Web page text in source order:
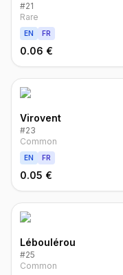
#21
Rare
EN FR
0.06 €
Virovent
#23
Common
EN FR
0.05 €
Léboulérou
#25
Common